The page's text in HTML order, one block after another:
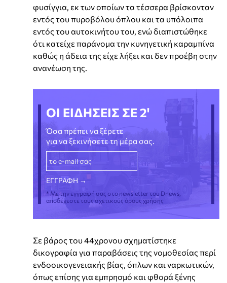
φυσίγγια, εκ των οποίων τα τέσσερα βρίσκονταν
εντός του πυροβόλου όπλου και τα υπόλοιπα
εντός του αυτοκινήτου του, ενώ διαπιστώθηκε
ότι κατείχε παράνομα την κυνηγετική καραμπίνα
καθώς η άδεια της είχε λήξει και δεν προέβη στην
ανανέωση της.
ΟΙ ΕΙΔΗΣΕΙΣ ΣΕ 2'
Όσα πρέπει να ξέρετε
για να ξεκινήσετε τη μέρα σας.
* Με την εγγραφή σας στο newsletter του Dnews,
αποδέχεστε τους σχετικούς όρους χρήσης
Σε βάρος του 44χρονου σχηματίστηκε
δικογραφία για παραβάσεις της νομοθεσίας περί
ενδοοικογενειακής βίας, όπλων και ναρκωτικών,
όπως επίσης για εμπρησμό και φθορά ξένης